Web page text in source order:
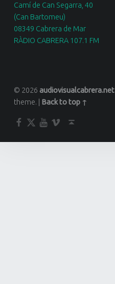
Camí de Can Segarra, 40
(Can Bartomeu)
08349 Cabrera de Mar
RÀDIO CABRERA 107.1 FM
© 2026 audiovisualcabrera.net
theme. | Back to top ↑
Facebook
TwitterYouTube
Vimeo